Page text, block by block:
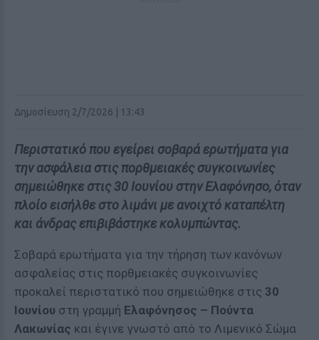
Δημοσίευση 2/7/2026 | 13:43
Περιστατικό που εγείρει σοβαρά ερωτήματα για
την ασφάλεια στις πορθμειακές συγκοινωνίες
σημειώθηκε στις 30 Ιουνίου στην Ελαφόνησο, όταν
πλοίο εισήλθε στο λιμάνι με ανοιχτό καταπέλτη
και άνδρας επιβιβάστηκε κολυμπώντας.
Σοβαρά ερωτήματα για την τήρηση των κανόνων
ασφαλείας στις πορθμειακές συγκοινωνίες
προκαλεί περιστατικό που σημειώθηκε στις 30
Ιουνίου στη γραμμή Ελαφόνησος – Πούντα
Λακωνίας και έγινε γνωστό από το Λιμενικό Σώμα